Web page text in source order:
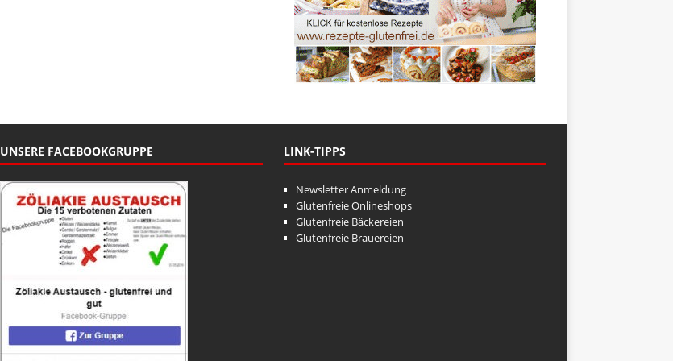
UNSERE FACEBOOKGRUPPE LINK-TIPPS
Newsletter Anmeldung
Glutenfreie Onlineshops
Glutenfreie Bäckereien
Glutenfreie Brauereien